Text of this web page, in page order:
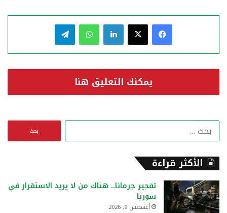
فيسبوك لينكدإن واتساب
يمكنك التعليق هنا
ن
الأكثر قراءة
تفجير جرمانا.. هناك من لا يريد الاستقرار في
سوريا
أغسطس 9, 2026